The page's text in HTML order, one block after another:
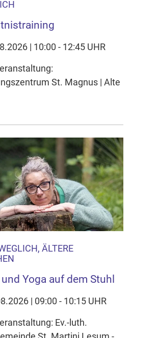
| 10:00 - 12:45 UHR
St. Magnus | Alte
ÄLTERE
Yoga auf dem Stuhl
| 09:00 - 10:15 UHR
Ev.-luth.